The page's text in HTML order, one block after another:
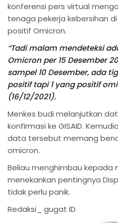
konferensi pers virtual
tenaga pekerja kebersihan
positif Omicron.
“Tadi malam mendeteksi
Omicron per 15 Desember
sampel 10 Desember, ada
positif tapi 1 yang positif
(16/12/2021).
Menkes budi melanjutkan
konfirmasi ke GISAID.
data tersebut memang
omicron.
Beliau menghimbau
menekankan pentingnya
tidak perlu panik.
Redaksi_ gugat ID